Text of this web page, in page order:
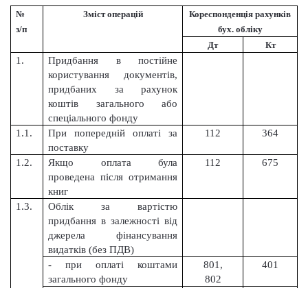
№
з/п
Зміст операцій
Кореспонденція рахунків
бух. обліку
Дт
Кт
1.
Придбання в постійне
користування документів,
придбаних за рахунок
коштів загального або
спеціального фонду
1.1.
При попередній оплаті за
поставку
112 364
1.2.
Якщо оплата була
проведена після отримання
книг
112 675
1.3.
Облік за вартістю
придбання в залежності від
джерела фінансування
видатків (без ПДВ)
- при оплаті коштами
загального фонду
801,
802
401